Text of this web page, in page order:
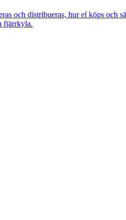
och distribueras, hur el köps och
fjärrkyla.